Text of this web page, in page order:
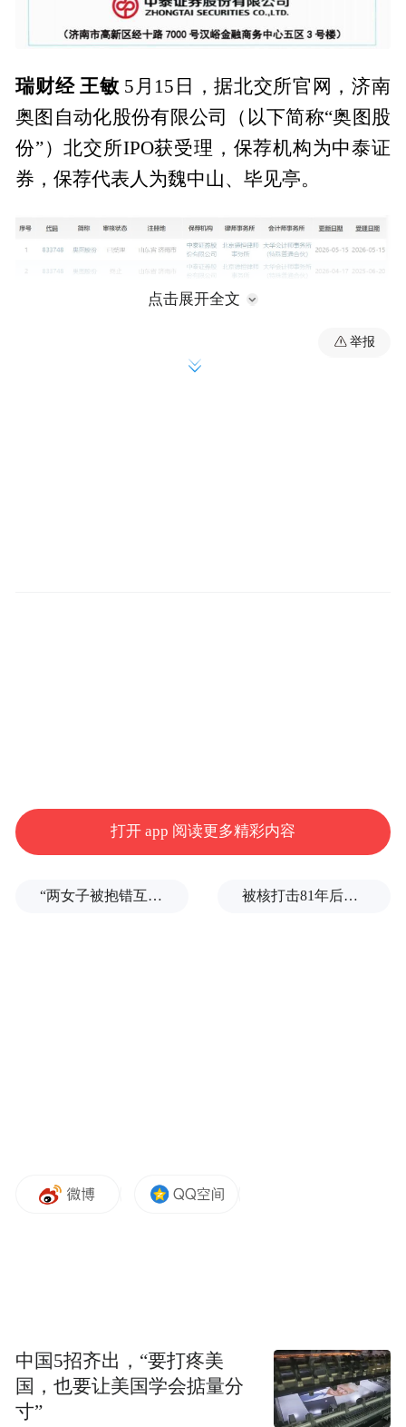
瑞财经 王敏 5月15日，据北交所官网，济南
奥图自动化股份有限公司（以下简称“奥图股
份”）北交所IPO获受理，保荐机构为中泰证
券，保荐代表人为魏中山、毕见亭。
化、智能化解决方案，满足汽车行业车身制
元、7022.84万元及6384.88万元。2025年增
收不增利。
点击展开全文
举报
打开 app 阅读更多精彩内容
“两女子被抱错互换人生37年”一当事人沉默多日发声：我不是受益者 被核打击81年后，日本广岛废墟旁响起抗议声：拒绝拥核
中国5招齐出，“要打疼美
国，也要让美国学会掂量分
寸”